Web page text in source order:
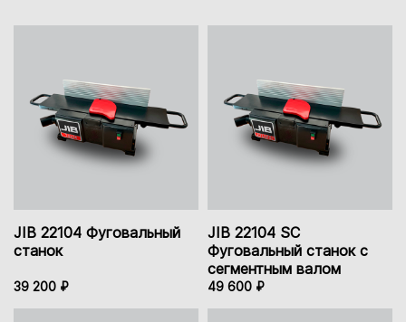
JIB 22104 Фуговальный
станок
39 200 ₽
JIB 22104 SC
Фуговальный станок с
сегментным валом
49 600 ₽